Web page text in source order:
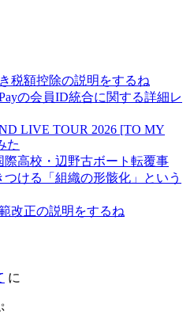
税額控除の説明をするね
の会員ID統合に関する詳細レ
LIVE TOUR 2026 [TO MY
た
際高校・辺野古ボート転覆事
ける「組織の形骸化」という
改正の説明をするね
に